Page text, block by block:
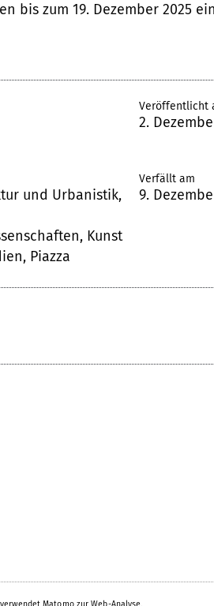
bis zum 19. Dezember 2025
Veröffentlicht
2.
und Urbanistik,
Kunst
Piazza
Verfällt am
9.